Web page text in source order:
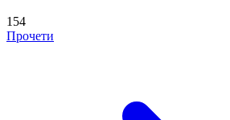
154
Прочети